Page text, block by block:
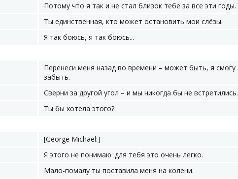
Потому что я так и не стал близок тебе за все эти годы.
Ты единственная, кто может остановить мои слёзы.
Я так боюсь, я так боюсь...
Перенеси меня назад во времени – может быть, я смогу
забыть.
Сверни за другой угол – и мы никогда бы не встретились.
Ты бы хотела этого?
[George Michael:]
Я этого не понимаю: для тебя это очень легко.
Мало-помалу ты поставила меня на колени.